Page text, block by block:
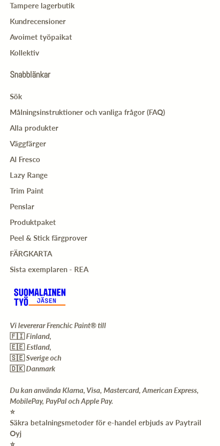
Tampere lagerbutik
Kundrecensioner
Avoimet työpaikat
Kollektiv
Snabblänkar
Sök
Målningsinstruktioner och vanliga frågor (FAQ)
Alla produkter
Väggfärger
Al Fresco
Lazy Range
Trim Paint
Penslar
Produktpaket
Peel & Stick färgprover
FÄRGKARTA
Sista exemplaren - REA
Vi levererar Frenchic Paint® till
🇫🇮Finland,
🇪🇪Estland,
🇸🇪Sverige och
🇩🇰Danmark
Du kan använda Klarna, Visa, Mastercard, American Express,
MobilePay, PayPal och Apple Pay.
⭐️
Säkra betalningsmetoder för e-handel erbjuds av Paytrail
Oyj
⭐️